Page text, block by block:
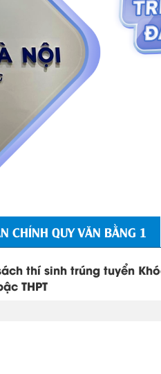
CHÍNH QUY VĂN BẰNG 1
thí sinh trúng tuyển
THPT